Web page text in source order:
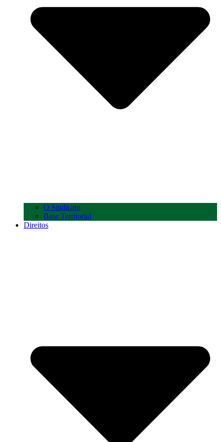
O Sindicato
Base Territorial
Direitos